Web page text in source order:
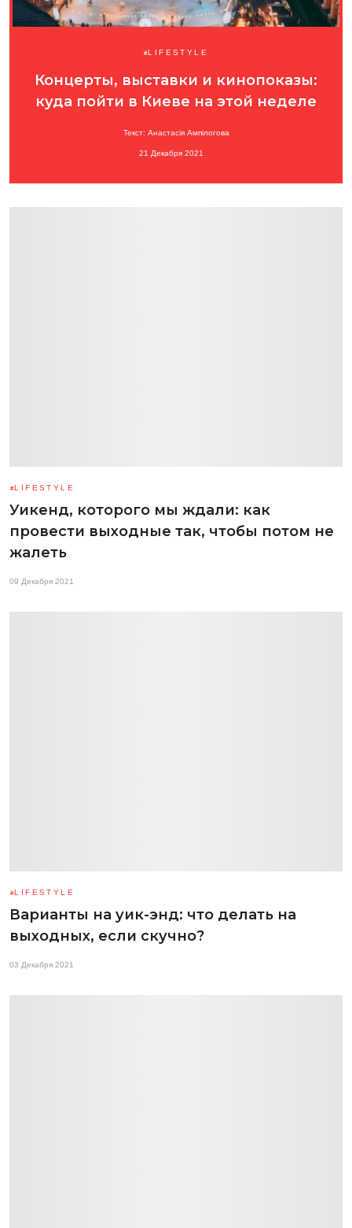
LIFESTYLE
Концерты, выставки и кинопоказы:
куда пойти в Киеве на этой неделе
Текст: Анастасія Ампілогова
21 Декабря 2021
LIFESTYLE
Уикенд, которого мы ждали: как
провести выходные так, чтобы потом не
жалеть
09 Декабря 2021
LIFESTYLE
Варианты на уик-энд: что делать на
выходных, если скучно?
03 Декабря 2021